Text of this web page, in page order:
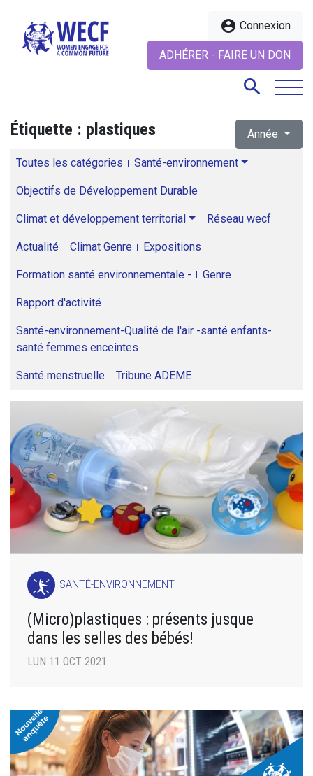
account_circle Connexion
ADHÉRER - FAIRE UN DON
search
Étiquette : plastiques Année
Toutes les catégories Santé-environnement
Objectifs de Développement Durable
Climat et développement territorial Réseau wecf
Actualité Climat Genre Expositions
Formation santé environnementale - Genre
Rapport d'activité
Santé-environnement-Qualité de l'air -santé enfants-
santé femmes enceintes
Santé menstruelle Tribune ADEME
SANTÉ-ENVIRONNEMENT
(Micro)plastiques : présents jusque
dans les selles des bébés!
LUN 11 OCT 2021